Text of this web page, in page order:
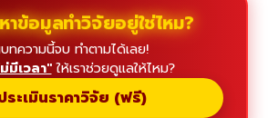
าข้อมูลทำวิจัยอยู่ใช่ไหม?
ทความนี้จบ ทำตามได้เลย!
มีเวลา"ให้เราช่วยดูแลให้ไหม?
ระเมินราคาวิจัย (ฟรี)